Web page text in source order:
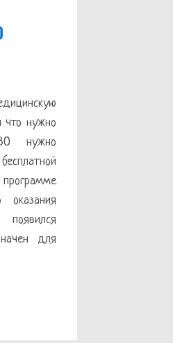
что нужно
нужно
оказания
для